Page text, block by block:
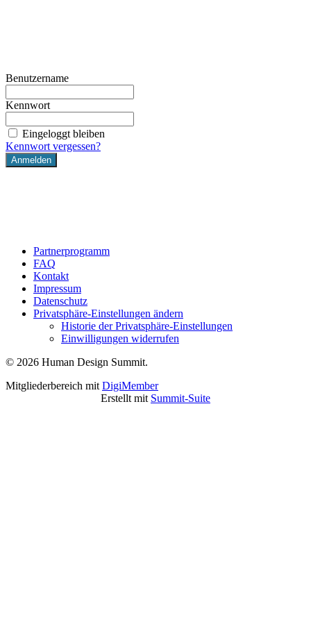
Benutzername
Kennwort
Eingeloggt bleiben
Kennwort vergessen?
Partnerprogramm
FAQ
Kontakt
Impressum
Datenschutz
Privatsphäre-Einstellungen ändern
Historie der Privatsphäre-Einstellungen
Einwilligungen widerrufen
© 2026 Human Design Summit.
Mitgliederbereich mit DigiMember
Erstellt mit Summit-Suite